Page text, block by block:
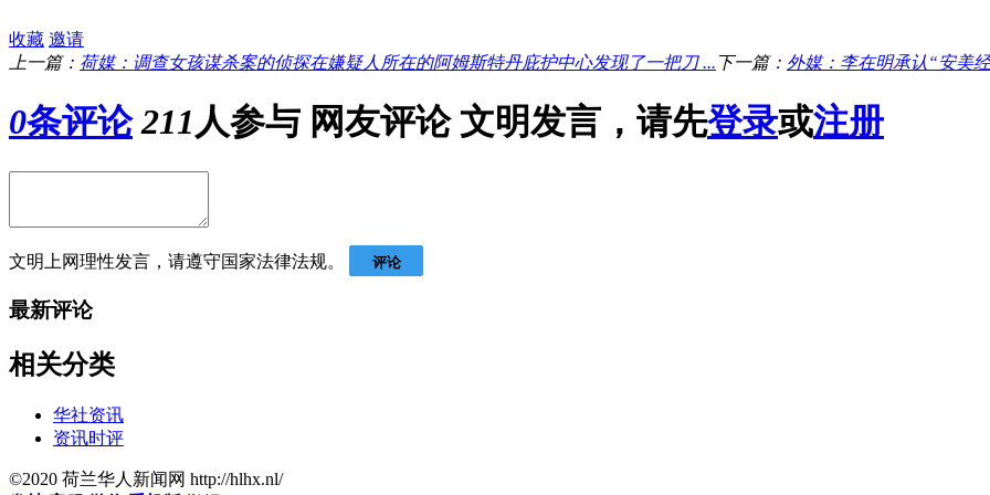
收藏 邀请
上一篇： 荷媒：调查女孩谋杀案的侦探在嫌疑人所在的阿姆斯特丹庇护中心发现了一把刀 ... 下一篇： 外媒：李在明承认“安美
0条评论 211人参与 网友评论 文明发言，请先登录或注册
文明上网理性发言，请遵守国家法律法规。 评论
最新评论
相关分类
华社资讯
资讯时评
©2020 荷兰华人新闻网 http://hlhx.nl/